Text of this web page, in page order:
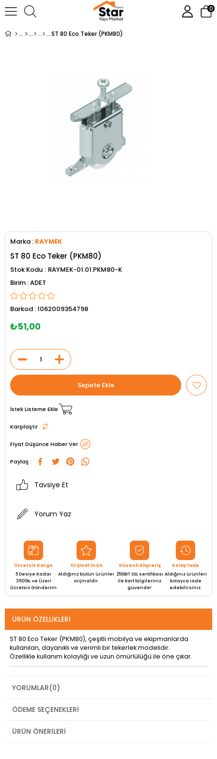
0
ST 80 Eco Teker (PKM80)
Marka : RAYMEK
ST 80 Eco Teker (PKM80)
Stok Kodu
RAYMEK-01.01.PKM80-K
ADET
Barkod :1062009354798
₺51,00
İstek Listeme Ekle
Karşılaştır
Fiyat Düşünce Haber Ver
Paylaş :
Tavsiye Et
Yorum Yaz
Ücretsiz Kargo
5 Desiye Kadar
3500₺ ve Üzeri
Ücretsiz Gönderim
Orijinal Ürün
Aldığınız bütün ürünler
orijinaldir.
Güvenli Alışveriş
256BIT SSL sertifikası
ile kart bilgileriniz
güvende!
Kolay İade
Aldığınız ürünleri
kolayca iade
edebilirsiniz.
ÜRÜN ÖZELLIKLERI
ST 80 Eco Teker (PKM80), çeşitli mobilya ve ekipmanlarda
kullanılan, dayanıklı ve verimli bir tekerlek modelidir.
Özellikle kullanım kolaylığı ve uzun ömürlülüğü ile öne çıkar.
YORUMLAR(0)
ÖDEME SEÇENEKLERI
ÜRÜN ÖNERILERI